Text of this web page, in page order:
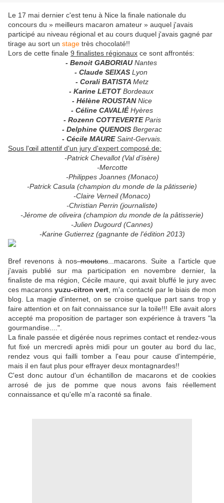
Le 17 mai dernier c'est tenu à Nice la finale nationale du
concours du » meilleurs macaron amateur » auquel j'avais
participé au niveau régional et au cours duquel j'avais gagné par
tirage au sort un stage très chocolaté!!
Lors de cette finale 9 finalistes régionaux ce sont affrontés:
- Benoit GABORIAUNantes
- Claude SEIXAS Lyon
- Corali BATISTA Metz
- Karine LETOTBordeaux
- Hélène ROUSTANNice
- Céline CAVALIÉHyères
- Rozenn COTTEVERTEParis
- Delphine QUENOIS Bergerac
- Cécile MAURESaint-Gervais.
Sous l'œil attentif d'un jury d'expert composé de:
-Patrick Chevallot (Val d'isère)
-Mercotte
-Philippes Joannes (Monaco)
-Patrick Casula (champion du monde de la pâtisserie)
-Claire Verneil (Monaco)
-Christian Perrin (journaliste)
-Jérome de oliveira (champion du monde de la pâtisserie)
-Julien Dugourd (Cannes)
-Karine Gutierrez (gagnante de l'édition 2013)
Bref revenons à nosmoutons ...macarons. Suite a l'article que
j'avais publié sur ma participation en novembre dernier, la
finaliste de ma région, Cécile maure, qui avait bluffé le jury avec
ces macaronsyuzu-citron vert , m'a contacté par le biais de mon
blog. La magie d'internet, on se croise quelque part sans trop y
faire attention et on fait connaissance sur la toile!!! Elle avait alors
accepté ma proposition de partager son expérience à travers "la
gourmandise....".
La finale passée et digérée nous reprimes contact et rendez-vous
fut fixé un mercredi après midi pour un gouter au bord du lac,
rendez vous qui failli tomber a l'eau pour cause d'intempérie,
mais il en faut plus pour effrayer deux montagnardes!!
C'est donc autour d'un échantillon de macarons et de cookies
arrosé de jus de pomme que nous avons fais réellement
connaissance et qu'elle m'a raconté sa finale.